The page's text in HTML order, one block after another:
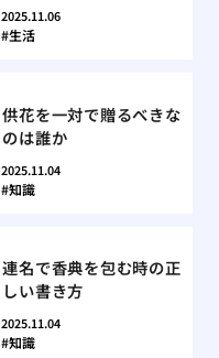
2025.11.06
生活
供花を一対で贈るべきな
のは誰か
2025.11.04
知識
連名で香典を包む時の正
しい書き方
2025.11.04
知識